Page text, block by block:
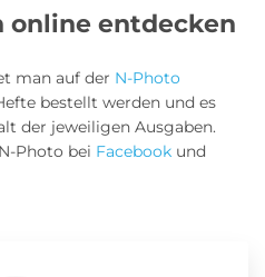
online entdecken
man auf der N-Photo
bestellt werden und es
der jeweiligen Ausgaben.
Photo bei Facebook und